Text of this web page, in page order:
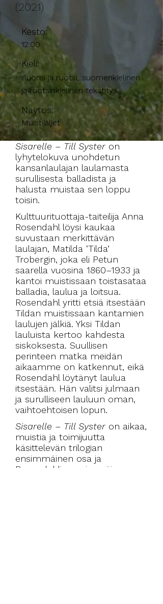
(2021)
Kesto:
12:00
Kieli:
Suomi ja ruotsi, suomenkielinen
ja ruotsinkielinen tekstitys
Näytös:
Muistijäljet
Sisarelle – Till Syster on
lyhytelokuva unohdetun
kansanlaulajan laulamasta
surullisesta balladista ja
halusta muistaa sen loppu
toisin.
Kulttuurituottaja-taiteilija Anna
Rosendahl löysi kaukaa
suvustaan merkittävän
laulajan, Matilda ‘Tilda’
Trobergin, joka eli Petun
saarella vuosina 1860–1933 ja
kantoi muistissaan toistasataa
balladia, laulua ja loitsua.
Rosendahl yritti etsiä itsestään
Tildan muistissaan kantamien
laulujen jälkiä. Yksi Tildan
lauluista kertoo kahdesta
siskoksesta. Suullisen
perinteen matka meidän
aikaamme on katkennut, eikä
Rosendahl löytänyt laulua
itsestään. Hän valitsi julmaan
ja surulliseen lauluun oman,
vaihtoehtoisen lopun.
Sisarelle – Till Syster on aikaa,
muistia ja toimijuutta
käsittelevän trilogian
ensimmäinen osa ja
Rosendahlin ensimmäinen